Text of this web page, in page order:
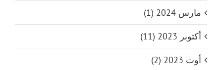
مارس 2024 (1)
أكتوبر 2023 (11)
أوت 2023 (2)